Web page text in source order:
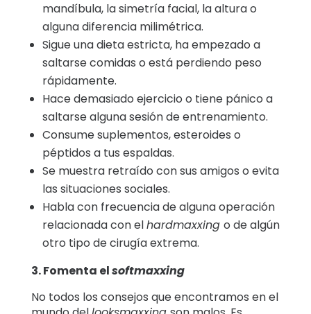
mandíbula, la simetría facial, la altura o
alguna diferencia milimétrica.
Sigue una dieta estricta, ha empezado a
saltarse comidas o está perdiendo peso
rápidamente.
Hace demasiado ejercicio o tiene pánico a
saltarse alguna sesión de entrenamiento.
Consume suplementos, esteroides o
péptidos a tus espaldas.
Se muestra retraído con sus amigos o evita
las situaciones sociales.
Habla con frecuencia de alguna operación
relacionada con elhardmaxxing o de algún
otro tipo de cirugía extrema.
3. Fomenta elsoftmaxxing
No todos los consejos que encontramos en el